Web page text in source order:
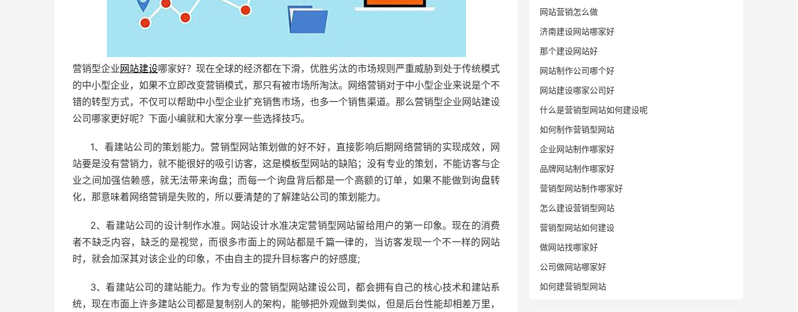
营销型企业网站建设哪家好？现在全球的经济都在下滑，优胜劣汰的市场规则严重威胁到处于传统模式
的中小型企业，如果不立即改变营销模式，那只有被市场所淘汰。网络营销对于中小型企业来说是个不
错的转型方式，不仅可以帮助中小型企业扩充销售市场，也多一个销售渠道。那么营销型企业网站建设
公司哪家更好呢？下面小编就和大家分享一些选择技巧。
1、看建站公司的策划能力。营销型网站策划做的好不好，直接影响后期网络营销的实现成效，网
站要是没有营销力，就不能很好的吸引访客，这是模板型网站的缺陷；没有专业的策划，不能访客与企
业之间加强信赖感，就无法带来询盘；而每一个询盘背后都是一个高额的订单，如果不能做到询盘转
化，那意味着网络营销是失败的，所以要清楚的了解建站公司的策划能力。
2、看建站公司的设计制作水准。网站设计水准决定营销型网站留给用户的第一印象。现在的消费
者不缺乏内容，缺乏的是视觉，而很多市面上的网站都是千篇一律的，当访客发现一个不一样的网站
时，就会加深其对该企业的印象，不由自主的提升目标客户的好感度;
3、看建站公司的建站能力。作为专业的营销型网站建设公司，都会拥有自己的核心技术和建站系
统，现在市面上许多建站公司都是复制别人的架构，能够把外观做到类似，但是后台性能却相差万里，
网站营销怎么做
济南建设网站哪家好
那个建设网站好
网站制作公司哪个好
网站建设哪家公司好
什么是营销型网站如何建设呢
如何制作营销型网站
企业网站制作哪家好
品牌网站制作哪家好
营销型网站制作哪家好
怎么建设营销型网站
营销型网站如何建设
做网站找哪家好
公司做网站哪家好
如何建营销型网站